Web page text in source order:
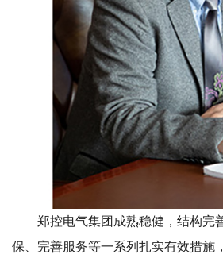
郑控电气集团成熟稳健，结构完
保、完善服务等一系列扎实有效措施